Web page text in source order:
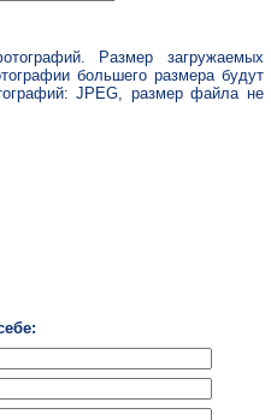
Размер загружаемых
большего размера будут
JPEG, размер файла не